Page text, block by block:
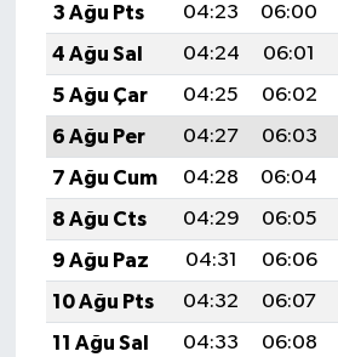
3 Ağu Pts
04:23 06:00
4 Ağu Sal
04:24 06:01
5 Ağu Çar
04:25 06:02
6 Ağu Per
04:27 06:03
7 Ağu Cum
04:28 06:04
8 Ağu Cts
04:29 06:05
9 Ağu Paz
04:31 06:06
10 Ağu Pts
04:32 06:07
11 Ağu Sal
04:33 06:08